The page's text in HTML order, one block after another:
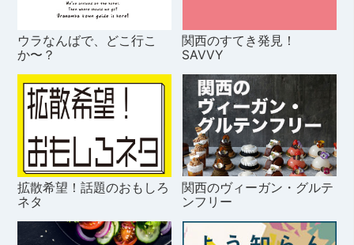
ウラなんばで、どこ行こ
か〜？
関西のすてき発見！
SAVVY
拡散希望！話題のおもしろ
ネタ
関西のヴィーガン・グルテ
ンフリー